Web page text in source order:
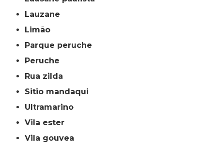
lauzane
limão
parque peruche
peruche
rua zilda
sitio mandaqui
ultramarino
vila ester
vila gouvea